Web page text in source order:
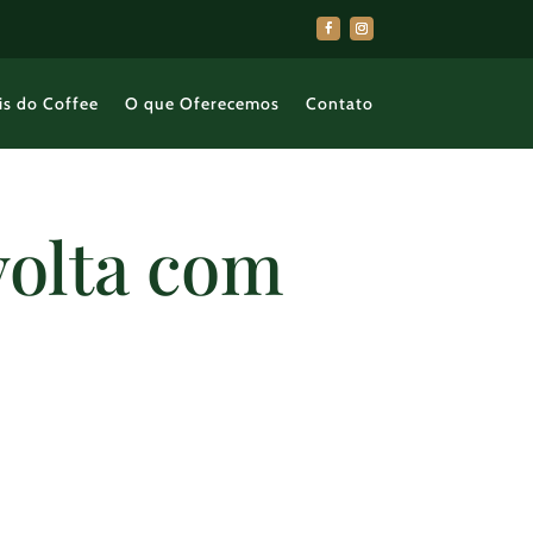
do Coffee O que Oferecemos Contato
com